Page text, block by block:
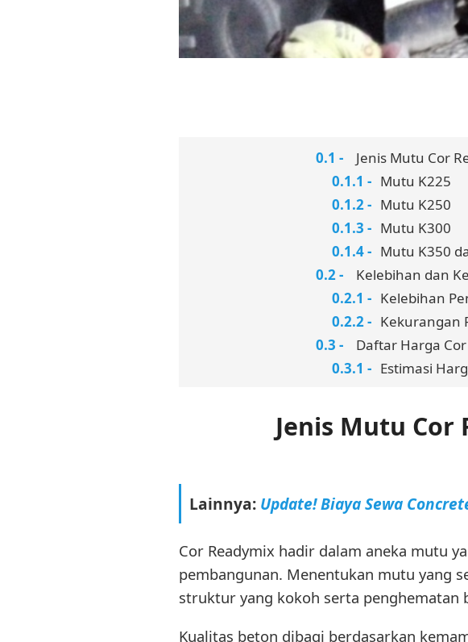
Jenis Mutu Cor
Mutu K225
Mutu K250
Mutu K300
Mutu K350
Kelebihan dan
Kelebihan
Kekurangan
Daftar Harga
Estimasi
Jenis Mutu Cor
Lainnya: Update! Biaya Sewa
Cor Readymix hadir dalam aneka mutu
pembangunan. Menentukan mutu yang
struktur yang kokoh serta penghematan
Kualitas beton dibagi berdasarkan